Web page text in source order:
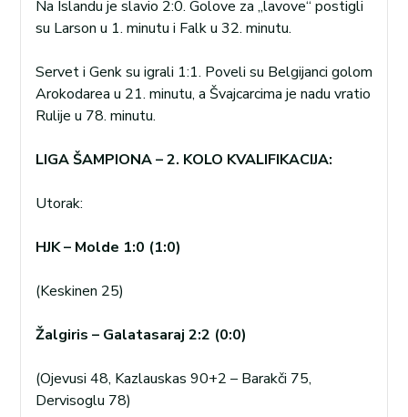
Na Islandu je slavio 2:0. Golove za „lavove“ postigli
su Larson u 1. minutu i Falk u 32. minutu.
Servet i Genk su igrali 1:1. Poveli su Belgijanci golom
Arokodarea u 21. minutu, a Švajcarcima je nadu vratio
Rulije u 78. minutu.
LIGA ŠAMPIONA – 2. KOLO KVALIFIKACIJA:
Utorak:
HJK – Molde 1:0 (1:0)
(Keskinen 25)
Žalgiris – Galatasaraj 2:2 (0:0)
(Ojevusi 48, Kazlauskas 90+2 – Barakči 75,
Dervisoglu 78)